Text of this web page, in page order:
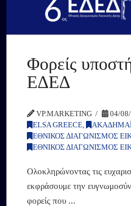
Φορείς
ΕΔΕΔ
VP.MARKETING
04/08/
ELSA GREECE
ΕΘΝΙΚΟΣ ΔΙΑΓΩΝΙΣΜΟΣ
ΕΘΝΙΚΟΣ ΔΙΑΓΩΝΙΣΜΟΣ
Ολοκληρώνοντας τις
εκφράσουμε την
φορείς που ...